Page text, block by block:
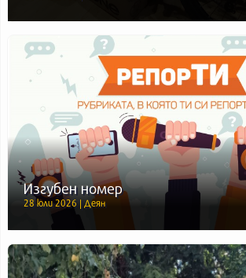
Изгубен номер
28 юли 2026 | Деян